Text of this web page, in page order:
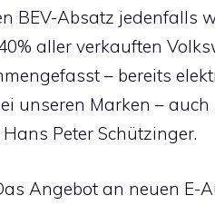
BEV-Absatz jedenfalls
aller verkauften
– bereits
unseren Marken – auch
Hans Peter Schützinger.
Angebot an neuen E-